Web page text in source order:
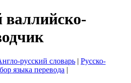
русский словарь | Русско-
языка перевода |